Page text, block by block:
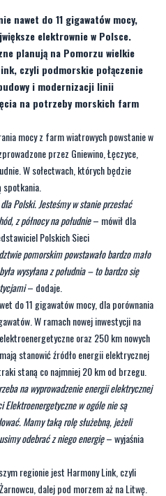
czyli podmorskie połączenie
i modernizacji linii
na potrzeby morskich farm
mocy z farm wiatrowych powstanie w
przez Gniewino, Łęczyce,
W sołectwach, których będzie
spotkania.
Polski. Jesteśmy w stanie przesłać
z północy na południe– mówił dla
Polskich Sieci
pomorskim powstawało bardzo mało
wysyłana z południa – to bardzo się
– dodaje.
do 11 gigawatów mocy, dla porównania
W ramach nowej inwestycji na
oraz 250 km nowych
stanowić źródło energii elektrycznej
staną co najmniej 20 km od brzegu.
na wyprowadzenie energii elektrycznej
Elektroenergetyczne w ogóle nie są
Mamy taką rolę służebną, jeżeli
odebrać z niego energię– wyjaśnia
regionie jest Harmony Link, czyli
dalej pod morzem aż na Litwę.
konsultacje społeczne
przebieg linii na terenie
zakończy się na koniec 2025 roku.